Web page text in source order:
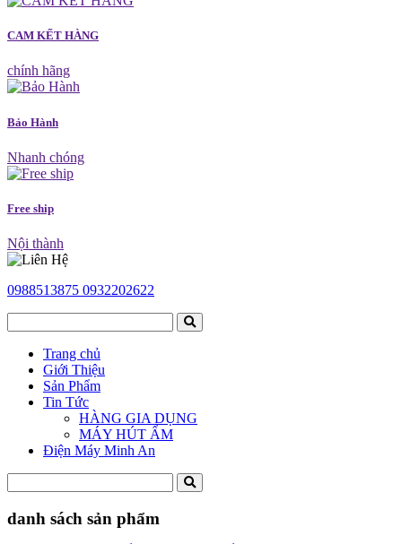
CAM KẾT HÀNG
chính hãng
Bảo Hành
Nhanh chóng
Free ship
Nội thành
0988513875 0932202622
Trang chủ
Giới Thiệu
Sản Phẩm
Tin Tức
HÀNG GIA DỤNG
MÁY HÚT ẨM
Điện Máy Minh An
danh sách sản phẩm